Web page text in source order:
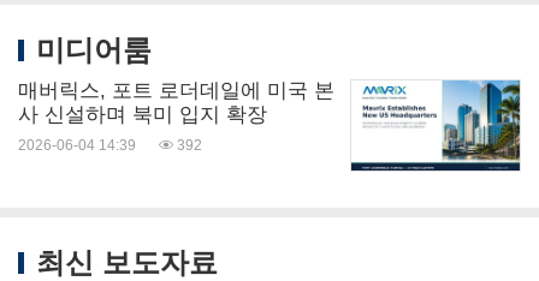
미디어룸
매버릭스, 포트 로더데일에 미국 본
사 신설하며 북미 입지 확장
2026-06-04 14:39 392
최신 보도자료